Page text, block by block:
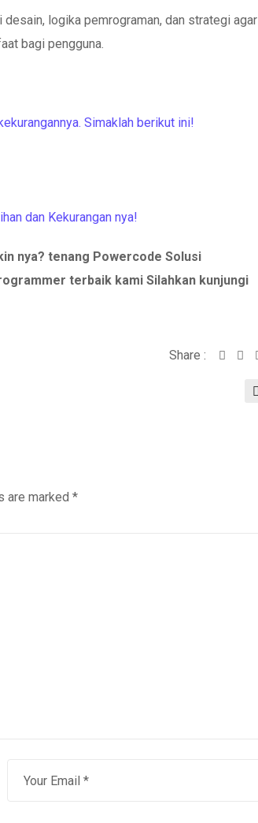
logika pemrograman, dan strategi agar
bagi pengguna.
Simaklah berikut ini!
dan Kekurangan nya!
nya? tenang Powercode Solusi
terbaik kami Silahkan kunjungi
Share :
are marked *